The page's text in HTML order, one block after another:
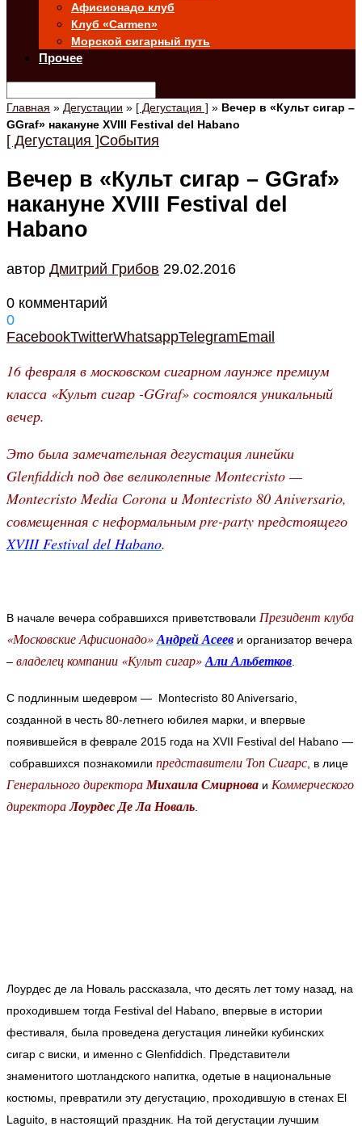
Афисионадо клуб
Клуб «Carmen»
Морской сигарный путь
Прочее
Главная » Дегустации » [ Дегустация ] » Вечер в «Культ сигар –
GGraf» накануне XVIII Festival del Habano
[ Дегустация ]События
Вечер в «Культ сигар – GGraf»
накануне XVIII Festival del
Habano
автор Дмитрий Грибов 29.02.2016
0 комментарий
0
FacebookTwitterWhatsappTelegramEmail
16 февраля в московском сигарном лаунже премиум
класса «Культ сигар -GGraf» состоялся уникальный
вечер.
Это была замечательная дегустация линейки
Glenfiddich под две великолепные Montecristo —
Montecristo Media Сorona и Montecristo 80 Aniversario,
совмещенная с неформальным pre-party предстоящего
XVIII Festival del Habano.
В начале вечера собравшихся приветствовали Президент клуба
«Московские Афисионадо»Андрей Асеев и организатор вечера
– владелец компании «Культ сигар»Али Альбетков
С подлинным шедевром — Montecristo 80 Aniversario,
созданной в честь 80-летнего юбилея марки, и впервые
появившейся в феврале 2015 года на XVII Festival del Habano —
собравшихся познакомили представители Топ Сигарс , в лице
Генерального директораМихаила Смирнова и Коммерческого
директораЛоурдес Де Ла Новаль
Лоурдес де ла Новаль рассказала, что десять лет тому назад, на
проходившем тогда Festival del Habano, впервые в истории
фестиваля, была проведена дегустация линейки кубинских
сигар с виски, и именно с Glenfiddich. Представители
знаменитого шотландского напитка, одетые в национальные
костюмы, превратили эту дегустацию, проходившую в стенах El
Laguito, в настоящий праздник. На той дегустации лучшим